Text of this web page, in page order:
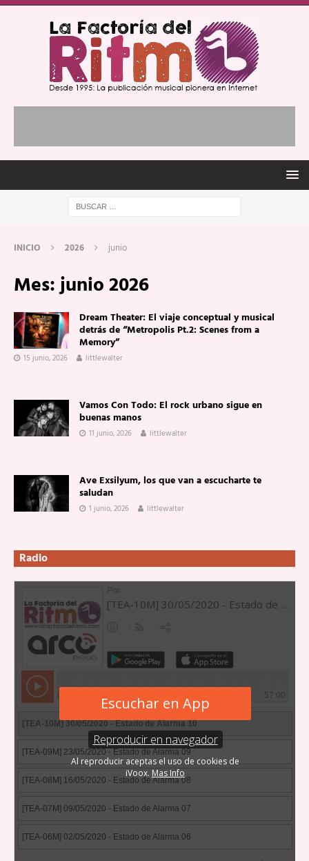
INICIO 2026 junio
Mes:junio 2026
Dream Theater: El viaje conceptual y musical
detrás de “Metropolis Pt.2: Scenes from a
Memory”
15 junio, 2026 littlewalter
Vamos Con Todo: El rock urbano sigue en
buenas manos
11 junio, 2026 littlewalter
Ave Exsilyum, los que van a escucharte te
saludan
1 junio, 2026 littlewalter
Radio